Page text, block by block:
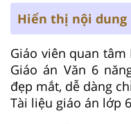
Hiển thị nội dung
Giáo viên quan tâm
Giáo án Văn 6
đẹp mắt, dễ dàng
Tài liệu giáo án lớp